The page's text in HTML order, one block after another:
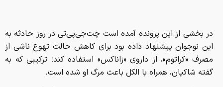
در بخشی از این پرونده آمده است چت‌جی‌پی‌تی در روز حادثه به
این نوجوان پیشنهاد داده بود برای کاهش حالت تهوع ناشی از
مصرف «کراتوم»، از داروی «زاناکس» استفاده کند؛ ترکیبی که به
گفته شاکیان، همراه با الکل باعث مرگ او شده است.